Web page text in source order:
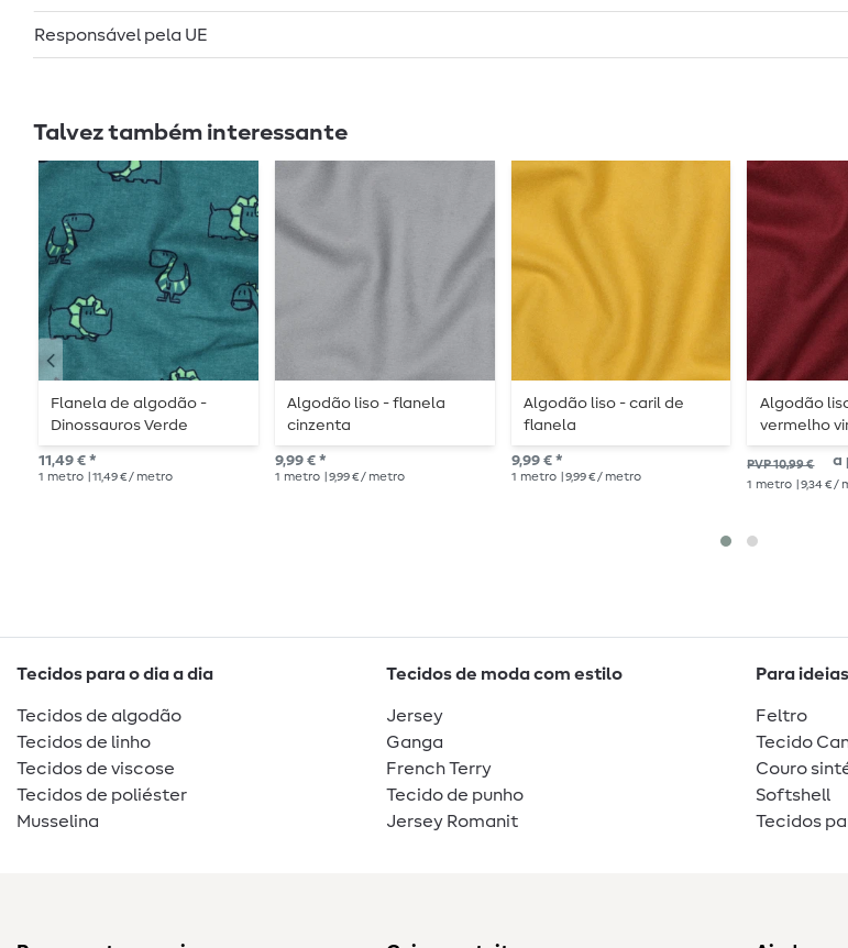
Responsável pela UE
Talvez também interessante
Flanela de algodão -
Dinossauros Verde
petróleo
11,49 € *
1 metro | 11,49 € / metro
Algodão liso - flanela
cinzenta
9,99 € *
1 metro | 9,99 € / metro
Algodão liso - caril de
flanela
9,99 € *
1 metro | 9,99 € / metro
Algodão
vermelho
PVP 10,99 € a
1 metro | 9,34 € /
Tecidos para o dia a dia
Tecidos de algodão
Tecidos de linho
Tecidos de viscose
Tecidos de poliéster
Musselina
Tecidos de moda com estilo
Jersey
Ganga
French Terry
Tecido de punho
Jersey Romanit
Para
Feltro
Tecido
Couro
Softshell
Tecidos